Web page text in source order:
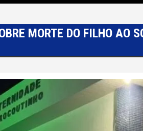
MORTE DO FILHO AO